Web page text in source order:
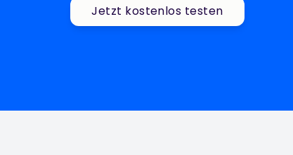
Jetzt kostenlos testen